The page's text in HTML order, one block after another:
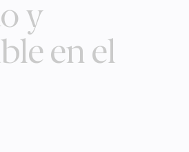
y
en el